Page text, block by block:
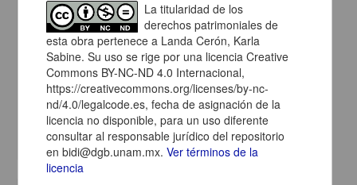
Estrategia de obtención y mantenimiento del oficio de
reconocimiento de un medicamento huérfano
Cerqueda Pereda, Juan Carlos
Biología y Química,Medicina y Ciencias de la Salud
La titularidad de los
derechos patrimoniales de
esta obra pertenece a Landa Cerón, Karla
Sabine. Su uso se rige por una licencia Creative
Commons BY-NC-ND 4.0 Internacional,
https://creativecommons.org/licenses/by-nc-
nd/4.0/legalcode.es, fecha de asignación de la
licencia no disponible, para un uso diferente
consultar al responsable jurídico del repositorio
en bidi@dgb.unam.mx.Ver términos de la
licencia